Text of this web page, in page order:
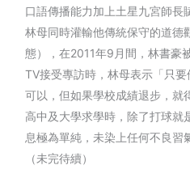
口語傳播能力加上土星九宮師長
林母同時灌輸他傳統保守的道德
態），在2011年9月間，林書豪
TV接受專訪時，林母表示「只
可以，但如果學校成績退步，就
高中及大學求學時，除了打球就
息極為單純，未染上任何不良習
（未完待續）